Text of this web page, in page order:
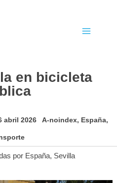
en bicicleta
abril 2026 A-noindex, España,
por España, Sevilla